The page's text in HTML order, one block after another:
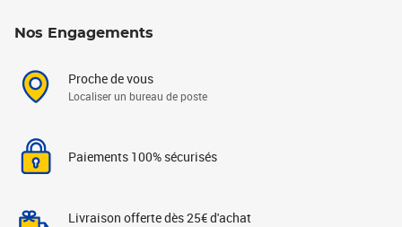
Nos Engagements
Proche de vous
Localiser un bureau de poste
Paiements 100% sécurisés
Livraison offerte dès 25€ d'achat